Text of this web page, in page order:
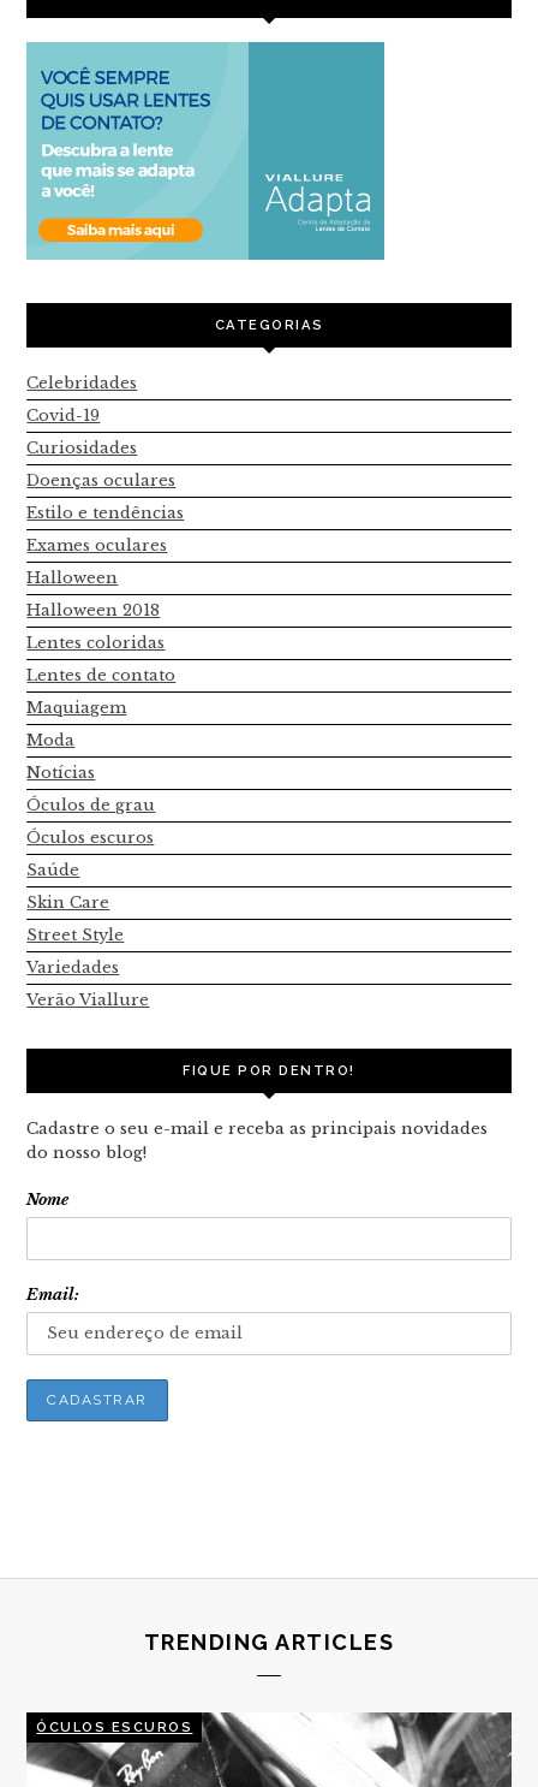
CATEGORIAS
Celebridades
Covid-19
Curiosidades
Doenças oculares
Estilo e tendências
Exames oculares
Halloween
Halloween 2018
Lentes coloridas
Lentes de contato
Maquiagem
Moda
Notícias
Óculos de grau
Óculos escuros
Saúde
Skin Care
Street Style
Variedades
Verão Viallure
FIQUE POR DENTRO!
Cadastre o seu e-mail e receba as principais novidades
do nosso blog!
Nome
Email:
TRENDING ARTICLES
ÓCULOS ESCUROS